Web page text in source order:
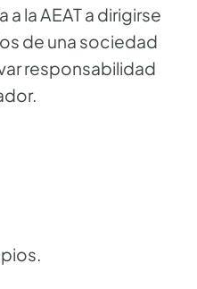
la AEAT a dirigirse
de una sociedad
responsabilidad